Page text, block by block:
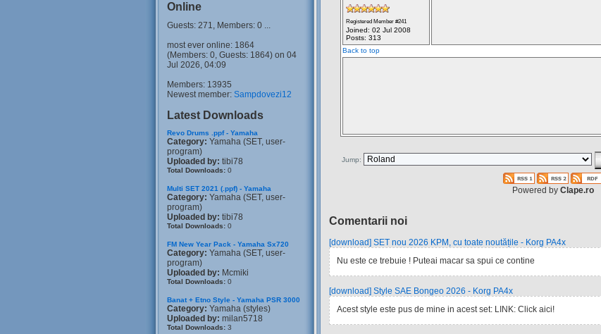
Online
Guests: 271, Members: 0 ...
most ever online: 1864
(Members: 0, Guests: 1864) on 04
Jul 2026, 04:09
Members: 13935
Newest member: Sampdovezi12
Latest Downloads
Revo Drums .ppf - Yamaha
Category: Yamaha (SET, user-
program)
Uploaded by: tibi78
Total Downloads: 0
Multi SET 2021 (.ppf) - Yamaha
Category: Yamaha (SET, user-
program)
Uploaded by: tibi78
Total Downloads: 0
FM New Year Pack - Yamaha Sx720
Category: Yamaha (SET, user-
program)
Uploaded by: Mcmiki
Total Downloads: 0
Banat + Etno Style - Yamaha PSR 3000
Category: Yamaha (styles)
Uploaded by: milan5718
Total Downloads: 3
Registered Member #241
Joined: 02 Jul 2008
Posts: 313
Back to top
Jump:
Powered by Clape.ro
Comentarii noi
[download] SET nou 2026 KPM, cu toate noutățile - Korg PA4x
Nu este ce trebuie ! Puteai macar sa spui ce contine
[download] Style SAE Bongeo 2026 - Korg PA4x
Acest style este pus de mine in acest set: LINK: Click aici!